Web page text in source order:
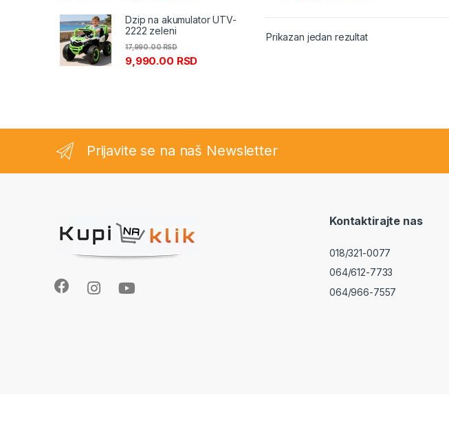
Prikazan jedan rezultat
Dzip na akumulator UTV-
2222 zeleni
9,990.00 RSD
17,990.00RSD
Prijavite se na naš Newsletter
Kontaktirajte nas
018/321-0077
064/612-7733
064/966-7557